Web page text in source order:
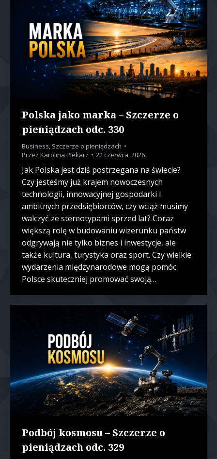
Polska jako marka – Szczerze o
pieniądzach odc. 330
Business, Szczerze o pieniądzach
Przez Karolina Piekarz 22 czerwca, 2026
Jak Polska jest dziś postrzegana na świecie?
Czy jesteśmy już krajem nowoczesnych
technologii, innowacyjnej gospodarki i
ambitnych przedsiębiorców, czy wciąż musimy
walczyć ze stereotypami sprzed lat? Coraz
większą rolę w budowaniu wizerunku państw
odgrywają nie tylko biznes i inwestycje, ale
także kultura, turystyka oraz sport. Czy wielkie
wydarzenia międzynarodowe mogą pomóc
Polsce skuteczniej promować swoją…
Podbój kosmosu – Szczerze o
pieniądzach odc. 329